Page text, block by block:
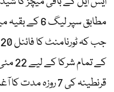
مطابق سپر
کے
قرنطینہ کی 7 روزہ